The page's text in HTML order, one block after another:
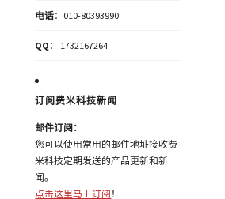
电话：010-80393990
QQ ： 1732167264
订阅费米科技新闻
邮件订阅：
您可以使用常用的邮件地址接收费
米科技定期发送的产品更新和新
闻。
点击这里马上订阅 ！